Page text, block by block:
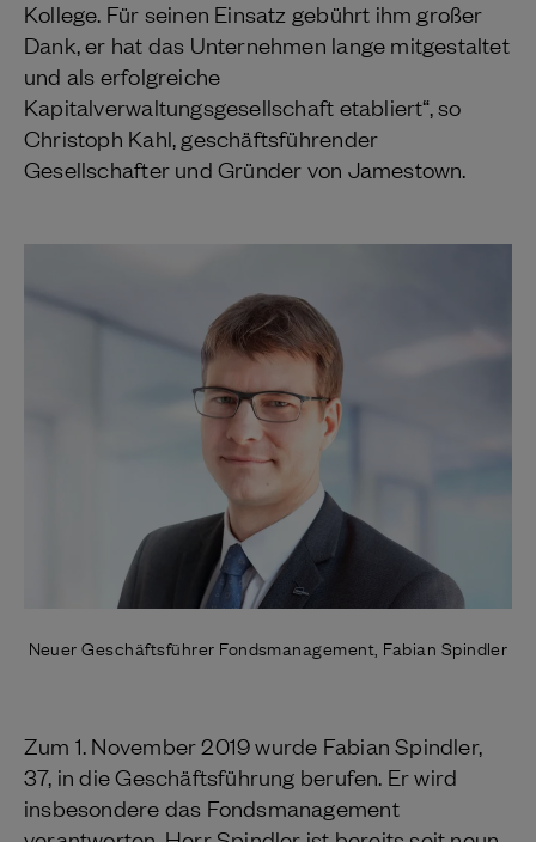
Kollege. Für seinen Einsatz gebührt ihm großer
Dank, er hat das Unternehmen lange mitgestaltet
und als erfolgreiche
Kapitalverwaltungsgesellschaft etabliert“, so
Christoph Kahl, geschäftsführender
Gesellschafter und Gründer von Jamestown.
Neuer Geschäftsführer Fondsmanagement, Fabian Spindler
Zum 1. November 2019 wurde Fabian Spindler,
37, in die Geschäftsführung berufen. Er wird
insbesondere das Fondsmanagement